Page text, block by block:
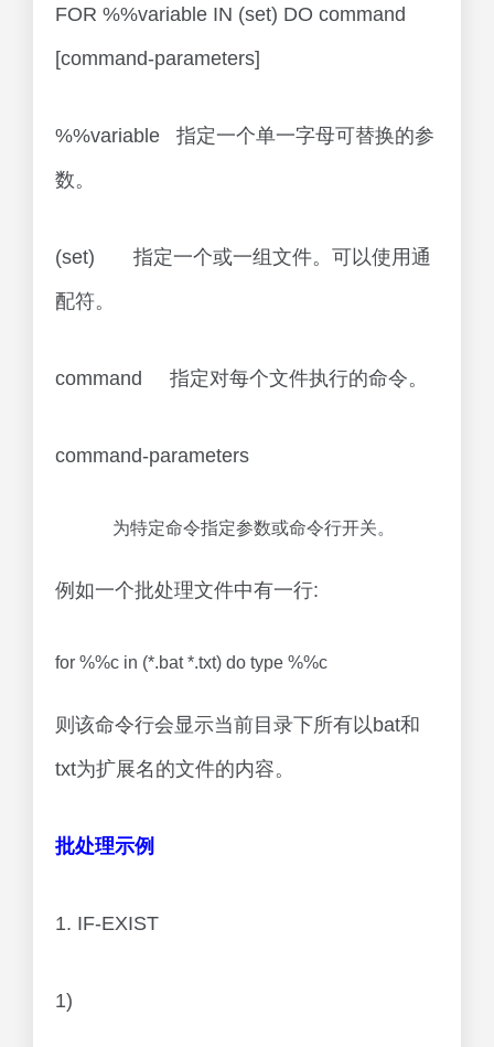
FOR %%variable IN (set) DO command
[command-parameters]
%%variable 指定一个单一字母可替换的参
数。
(set) 指定一个或一组文件。可以使用通
配符。
command 指定对每个文件执行的命令。
command-parameters
为特定命令指定参数或命令行开关。
例如一个批处理文件中有一行:
for %%c in (*.bat *.txt) do type %%c
则该命令行会显示当前目录下所有以bat和
txt为扩展名的文件的内容。
批处理示例
1. IF-EXIST
1)